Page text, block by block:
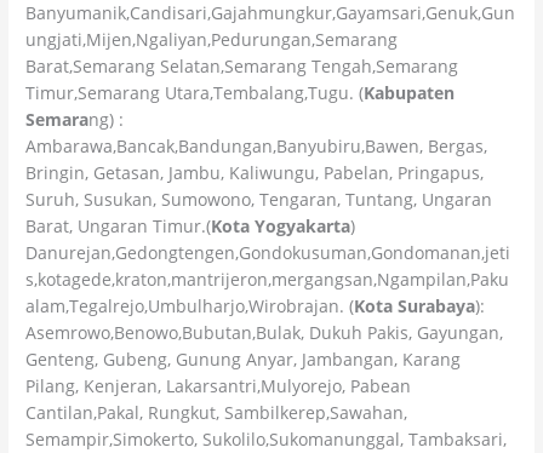
Banyumanik,Candisari,Gajahmungkur,Gayamsari,Genuk,Gun
ungjati,Mijen,Ngaliyan,Pedurungan,Semarang
Barat,Semarang Selatan,Semarang Tengah,Semarang
Timur,Semarang Utara,Tembalang,Tugu. (Kabupaten
Semarang) :
Ambarawa,Bancak,Bandungan,Banyubiru,Bawen, Bergas,
Bringin, Getasan, Jambu, Kaliwungu, Pabelan, Pringapus,
Suruh, Susukan, Sumowono, Tengaran, Tuntang, Ungaran
Barat, Ungaran Timur.(Kota Yogyakarta)
Danurejan,Gedongtengen,Gondokusuman,Gondomanan,jeti
s,kotagede,kraton,mantrijeron,mergangsan,Ngampilan,Paku
alam,Tegalrejo,Umbulharjo,Wirobrajan. (Kota Surabaya):
Asemrowo,Benowo,Bubutan,Bulak, Dukuh Pakis, Gayungan,
Genteng, Gubeng, Gunung Anyar, Jambangan, Karang
Pilang, Kenjeran, Lakarsantri,Mulyorejo, Pabean
Cantilan,Pakal, Rungkut, Sambilkerep,Sawahan,
Semampir,Simokerto, Sukolilo,Sukomanunggal, Tambaksari,